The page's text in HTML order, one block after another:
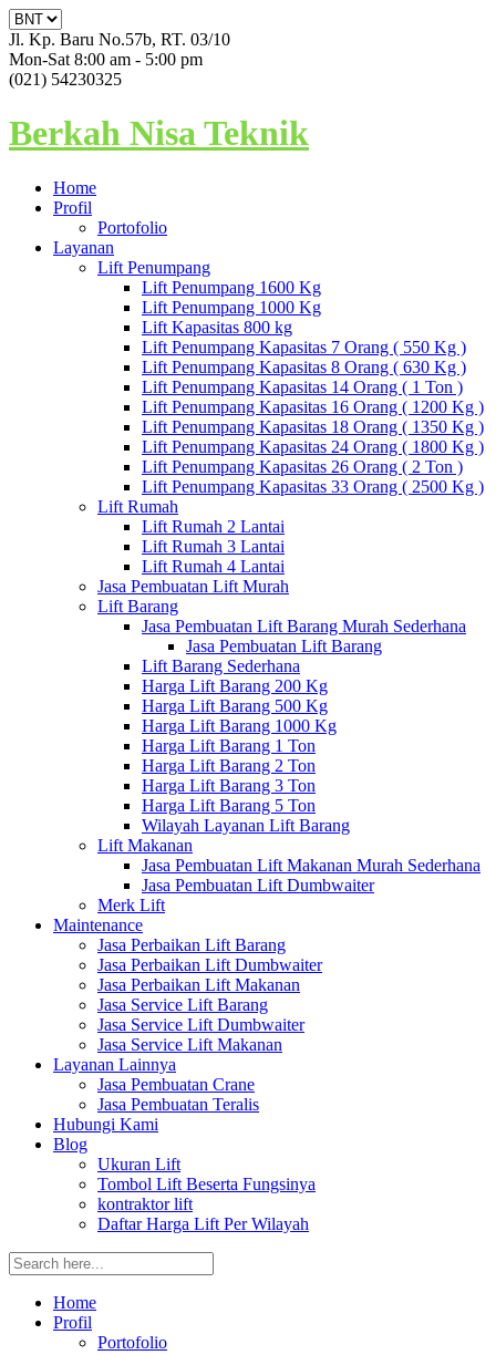
Jl. Kp. Baru No.57b, RT. 03/10
Mon-Sat 8:00 am - 5:00 pm
(021) 54230325
Berkah Nisa Teknik
Home
Profil
Portofolio
Layanan
Lift Penumpang
Lift Penumpang 1600 Kg
Lift Penumpang 1000 Kg
Lift Kapasitas 800 kg
Lift Penumpang Kapasitas 7 Orang ( 550 Kg )
Lift Penumpang Kapasitas 8 Orang ( 630 Kg )
Lift Penumpang Kapasitas 14 Orang ( 1 Ton )
Lift Penumpang Kapasitas 16 Orang ( 1200 Kg )
Lift Penumpang Kapasitas 18 Orang ( 1350 Kg )
Lift Penumpang Kapasitas 24 Orang ( 1800 Kg )
Lift Penumpang Kapasitas 26 Orang ( 2 Ton )
Lift Penumpang Kapasitas 33 Orang ( 2500 Kg )
Lift Rumah
Lift Rumah 2 Lantai
Lift Rumah 3 Lantai
Lift Rumah 4 Lantai
Jasa Pembuatan Lift Murah
Lift Barang
Jasa Pembuatan Lift Barang Murah Sederhana
Jasa Pembuatan Lift Barang
Lift Barang Sederhana
Harga Lift Barang 200 Kg
Harga Lift Barang 500 Kg
Harga Lift Barang 1000 Kg
Harga Lift Barang 1 Ton
Harga Lift Barang 2 Ton
Harga Lift Barang 3 Ton
Harga Lift Barang 5 Ton
Wilayah Layanan Lift Barang
Lift Makanan
Jasa Pembuatan Lift Makanan Murah Sederhana
Jasa Pembuatan Lift Dumbwaiter
Merk Lift
Maintenance
Jasa Perbaikan Lift Barang
Jasa Perbaikan Lift Dumbwaiter
Jasa Perbaikan Lift Makanan
Jasa Service Lift Barang
Jasa Service Lift Dumbwaiter
Jasa Service Lift Makanan
Layanan Lainnya
Jasa Pembuatan Crane
Jasa Pembuatan Teralis
Hubungi Kami
Blog
Ukuran Lift
Tombol Lift Beserta Fungsinya
kontraktor lift
Daftar Harga Lift Per Wilayah
Home
Profil
Portofolio